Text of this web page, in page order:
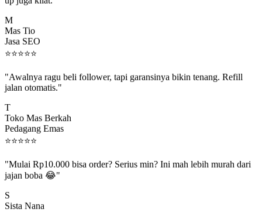
Mas Tio
Jasa SEO
⭐⭐⭐⭐⭐
jalan otomatis."
Toko Mas Berkah
Pedagang Emas
⭐⭐⭐⭐⭐
jajan boba 😂"
Sista Nana
Reseller Baju Anak